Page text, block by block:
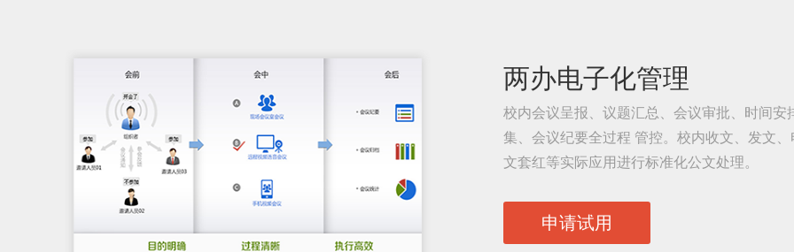
两办电子化管理
校内会议呈报、议题汇总、会议审批、时间安
集、会议纪要全过程 管控。校内收文、发文
文套红等实际应用进行标准化公文处理。
申请试用